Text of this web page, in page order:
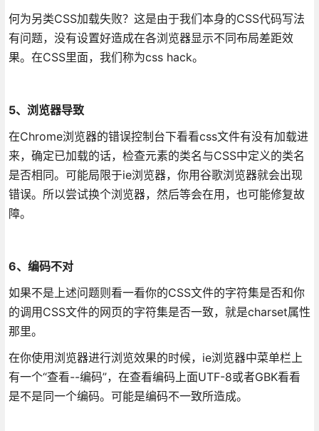
何为另类CSS加载失败？这是由于我们本身的CSS代码写法
有问题，没有设置好造成在各浏览器显示不同布局差距效
果。在CSS里面，我们称为css hack。
5、浏览器导致
在Chrome浏览器的错误控制台下看看css文件有没有加载进
来，确定已加载的话，检查元素的类名与CSS中定义的类名
是否相同。可能局限于ie浏览器，你用谷歌浏览器就会出现
错误。所以尝试换个浏览器，然后等会在用，也可能修复故
障。
6、编码不对
如果不是上述问题则看一看你的CSS文件的字符集是否和你
的调用CSS文件的网页的字符集是否一致，就是charset属性
那里。
在你使用浏览器进行浏览效果的时候，ie浏览器中菜单栏上
有一个“查看--编码”，在查看编码上面UTF-8或者GBK看看
是不是同一个编码。可能是编码不一致所造成。